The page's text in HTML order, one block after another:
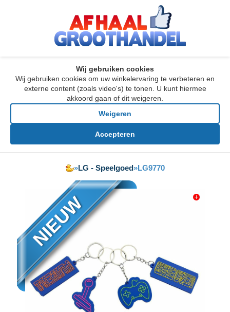
Wij gebruiken cookies
Wij gebruiken cookies om uw winkelervaring te verbeteren en
externe content (zoals video's) te tonen. U kunt hiermee
akkoord gaan of dit weigeren.
Weigeren
Accepteren
»LG - Speelgoed»LG9770
NIEUW